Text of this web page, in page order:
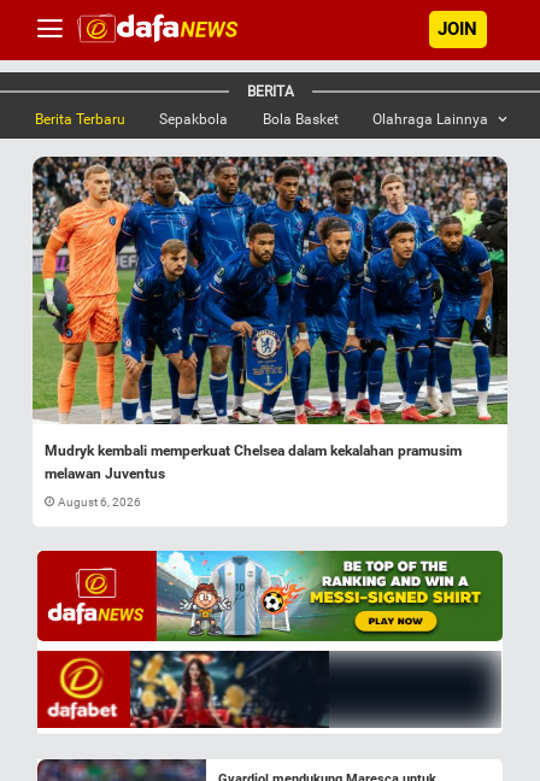
JOIN
BERITA
Berita Terbaru
Sepakbola Bola Basket Olahraga Lainnya
Mudryk kembali memperkuat Chelsea dalam kekalahan pramusim
melawan Juventus
August 6, 2026